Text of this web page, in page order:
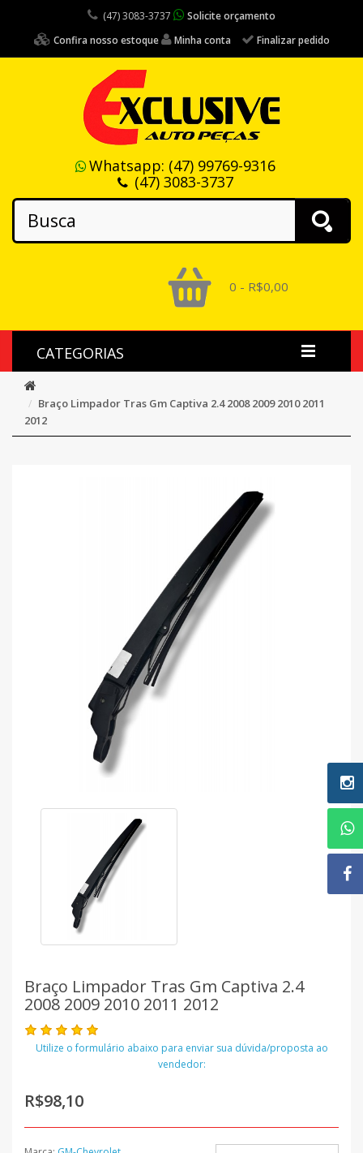
(47) 3083-3737
Solicite orçamento
Confira nosso estoque
Minha conta Finalizar pedido
Whatsapp: (47) 99769-9316
(47) 3083-3737
0 - R$0,00
CATEGORIAS
Braço Limpador Tras Gm Captiva 2.4 2008 2009 2010 2011
2012
Braço Limpador Tras Gm Captiva 2.4
2008 2009 2010 2011 2012
Utilize o formulário abaixo para enviar sua dúvida/proposta ao
vendedor:
R$98,10